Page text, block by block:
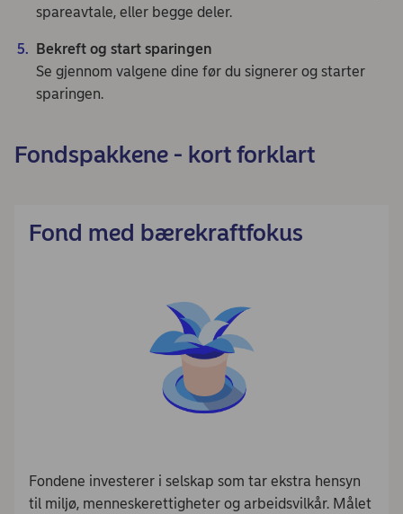
spareavtale, eller begge deler.
Bekreft og start sparingen
Se gjennom valgene dine før du signerer og starter
sparingen.
Fondspakkene - kort forklart
Fond med bærekraftfokus
Fondene investerer i selskap som tar ekstra hensyn
til miljø, menneskerettigheter og arbeidsvilkår. Målet